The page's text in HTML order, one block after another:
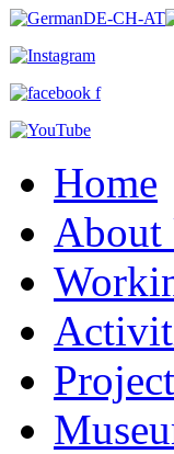
Home
About